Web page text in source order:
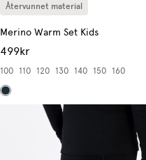
Återvunnet material
Merino Warm Set Kids
499kr
100 110 120 130 140 150
160